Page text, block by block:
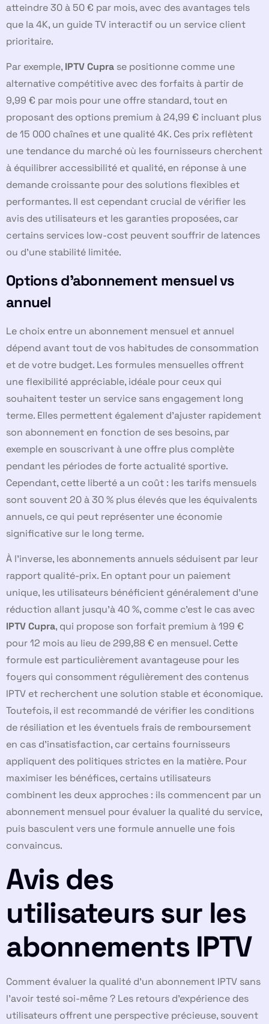
atteindre 30 à 50 € par mois, avec des avantages tels
que la 4K, un guide TV interactif ou un service client
prioritaire.
Par exemple, IPTV Cupra se positionne comme une
alternative compétitive avec des forfaits à partir de
9,99 € par mois pour une offre standard, tout en
proposant des options premium à 24,99 € incluant plus
de 15 000 chaînes et une qualité 4K. Ces prix reflètent
une tendance du marché où les fournisseurs cherchent
à équilibrer accessibilité et qualité, en réponse à une
demande croissante pour des solutions flexibles et
performantes. Il est cependant crucial de vérifier les
avis des utilisateurs et les garanties proposées, car
certains services low-cost peuvent souffrir de latences
ou d’une stabilité limitée.
Options d’abonnement mensuel vs
annuel
Le choix entre un abonnement mensuel et annuel
dépend avant tout de vos habitudes de consommation
et de votre budget. Les formules mensuelles offrent
une flexibilité appréciable, idéale pour ceux qui
souhaitent tester un service sans engagement long
terme. Elles permettent également d’ajuster rapidement
son abonnement en fonction de ses besoins, par
exemple en souscrivant à une offre plus complète
pendant les périodes de forte actualité sportive.
Cependant, cette liberté a un coût : les tarifs mensuels
sont souvent 20 à 30 % plus élevés que les équivalents
annuels, ce qui peut représenter une économie
significative sur le long terme.
À l’inverse, les abonnements annuels séduisent par leur
rapport qualité-prix. En optant pour un paiement
unique, les utilisateurs bénéficient généralement d’une
réduction allant jusqu’à 40 %, comme c’est le cas avec
IPTV Cupra, qui propose son forfait premium à 199 €
pour 12 mois au lieu de 299,88 € en mensuel. Cette
formule est particulièrement avantageuse pour les
foyers qui consomment régulièrement des contenus
IPTV et recherchent une solution stable et économique.
Toutefois, il est recommandé de vérifier les conditions
de résiliation et les éventuels frais de remboursement
en cas d’insatisfaction, car certains fournisseurs
appliquent des politiques strictes en la matière. Pour
maximiser les bénéfices, certains utilisateurs
combinent les deux approches : ils commencent par un
abonnement mensuel pour évaluer la qualité du service,
puis basculent vers une formule annuelle une fois
convaincus.
Avis des
utilisateurs sur les
abonnements IPTV
Comment évaluer la qualité d’un abonnement IPTV sans
l’avoir testé soi-même ? Les retours d’expérience des
utilisateurs offrent une perspective précieuse, souvent